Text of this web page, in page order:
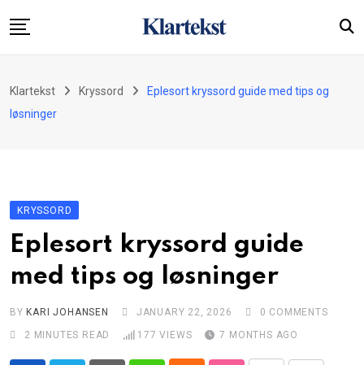
to
Økonomi
Om oss
Kontakt
Klartekst Kryssord
Eplesort kryssord guide med tips og
løsninger
KRYSSORD
Eplesort kryssord guide
med tips og løsninger
BYKARI JOHANSEN JANUARY 22, 2026 0 COMMENTS
2 MINUTES READ
177 VIEWS 7 MONTHS AGO